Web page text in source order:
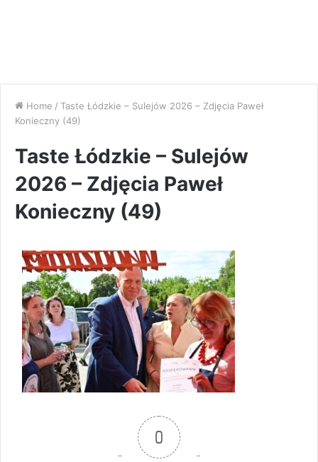
Home / Taste Łódzkie – Sulejów 2026 – Zdjęcia Paweł
Konieczny (49)
Taste Łódzkie – Sulejów
2026 – Zdjęcia Paweł
Konieczny (49)
0